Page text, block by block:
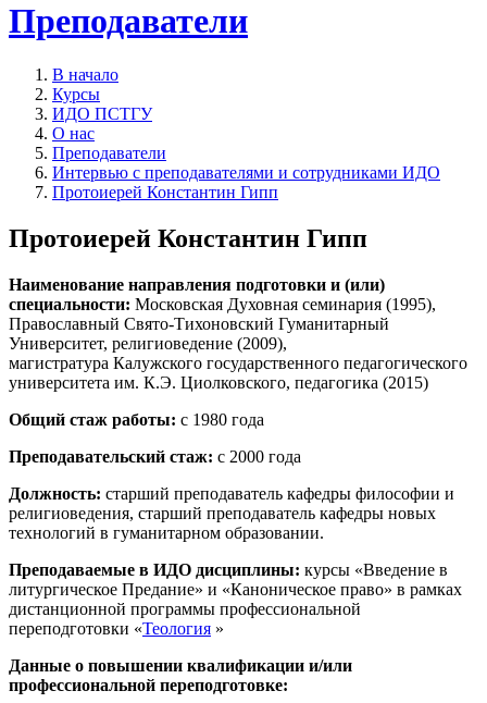
Преподаватели
В начало
Курсы
ИДО ПСТГУ
О нас
Преподаватели
Интервью с преподавателями и сотрудниками ИДО
Протоиерей Константин Гипп
Протоиерей Константин Гипп
Наименование направления подготовки и (или)
специальности: Московская Духовная семинария (1995),
Православный Свято-Тихоновский Гуманитарный
Университет, религиоведение (2009),
магистратура Калужского государственного педагогического
университета им. К.Э. Циолковского, педагогика (2015)
Общий стаж работы: с 1980 года
Преподавательский стаж: с 2000 года
Должность: старший преподаватель кафедры философии и
религиоведения, старший преподаватель кафедры новых
технологий в гуманитарном образовании.
Преподаваемые в ИДО дисциплины: курсы «Введение в
литургическое Предание» и «Каноническое право» в рамках
дистанционной программы профессиональной
переподготовки «Теология »
Данные о повышении квалификации и/или
профессиональной переподготовке: